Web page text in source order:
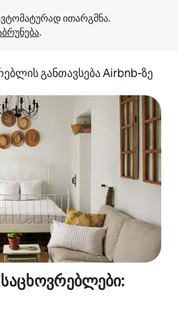
.
განთავსება Airbnb‑ზე